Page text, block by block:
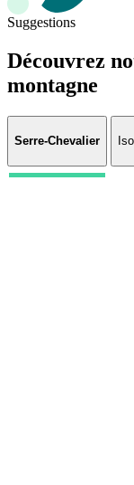
Suggestions
Découvrez
montagne
Serre-Chevalier